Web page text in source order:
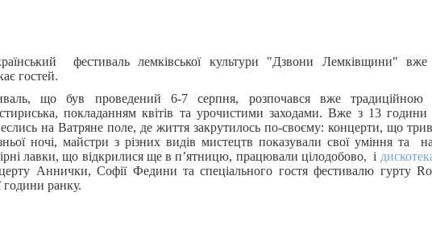
фестиваль лемківської культури "Дзвони Лемківщини" вже
гостей.
що був проведений 6-7 серпня, розпочався вже
покладанням квітів та урочистими заходами. Вже з 13 години
на Ватряне поле, де життя закрутилось по-своєму: концерти, що
ночі, майстри з різних видів мистецтв показували свої уміння та
лавки, що відкрилися ще в п’ятницю, працювали цілодобово, і
Аннички, Софії Федини та спеціального гостя фестивалю гурту
години ранку.